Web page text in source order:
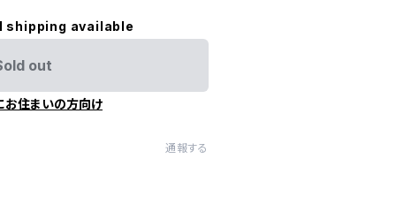
shipping available
out
お住まいの方向け
通報する